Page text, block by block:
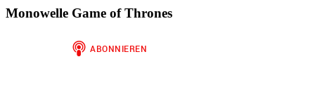
Monowelle Game of Thrones